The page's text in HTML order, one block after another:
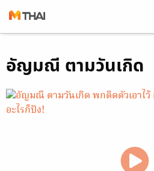
to
content
อัญมณี ตามวันเกิด